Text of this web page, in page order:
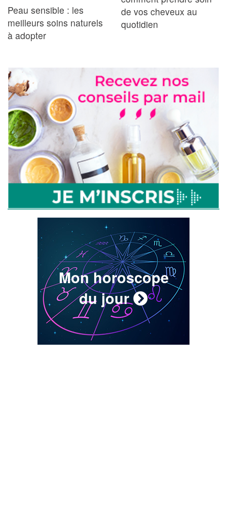
Peau sensible : les
meilleurs soins naturels
à adopter
de vos cheveux au
quotidien
Mon horoscope
du jour